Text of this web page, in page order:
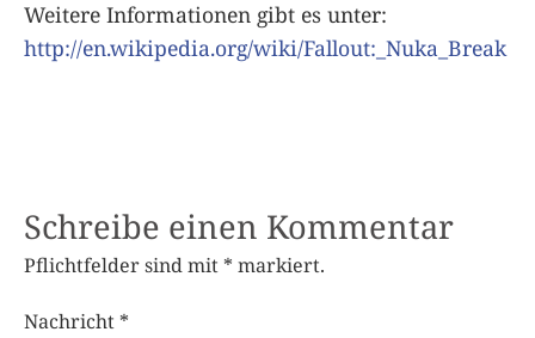
Weitere Informationen gibt es unter:
http://en.wikipedia.org/wiki/Fallout:_Nuka_Break
Schreibe einen Kommentar
Pflichtfelder sind mit * markiert.
Nachricht *